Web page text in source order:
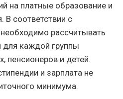
на платные образование и
В соответствии с
рассчитывать
каждой группы
пенсионеров и детей.
и зарплата не
минимума.